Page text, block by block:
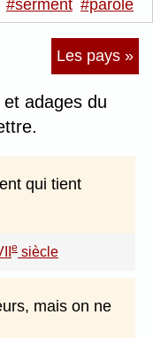
#serment #parole
Les pays »
adages du
qui tient
e siècle
mais on ne